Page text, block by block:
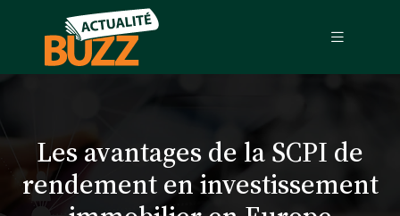
Les avantages de la SCPI de
rendement en investissement